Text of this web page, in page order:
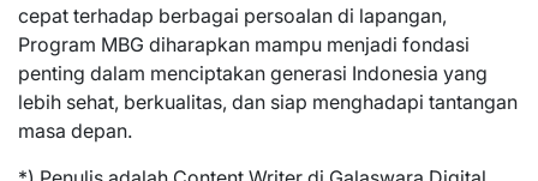
cepat terhadap berbagai persoalan di lapangan,
Program MBG diharapkan mampu menjadi fondasi
penting dalam menciptakan generasi Indonesia yang
lebih sehat, berkualitas, dan siap menghadapi tantangan
masa depan.